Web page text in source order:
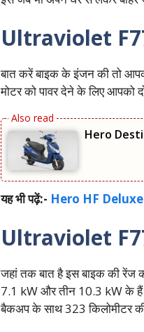
Ultraviolet
बात करें बाइक के इंजन की तो
मोटर को पावर देने के लिए आपको
Hero
यह भी पढ़ें:- Hero HF Deluxe
Ultraviolet
जहां तक बात है इस बाइक की रेंज
7.1 kW और तीन 10.3 kW के हैं
बैकअप के साथ 323 किलोमीटर